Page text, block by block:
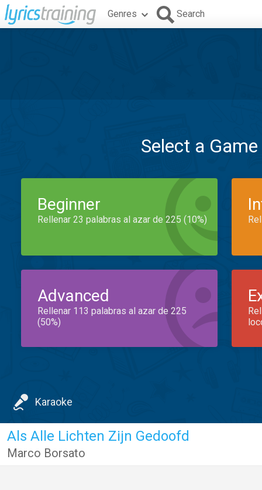
Genres Search
Select a
Beginner
Rellenar 23 palabras al azar de 225 (10%)
Advanced
Rellenar 113 palabras al azar de 225
(50%)
Karaoke
Als Alle Lichten Zijn Gedoofd
Marco Borsato